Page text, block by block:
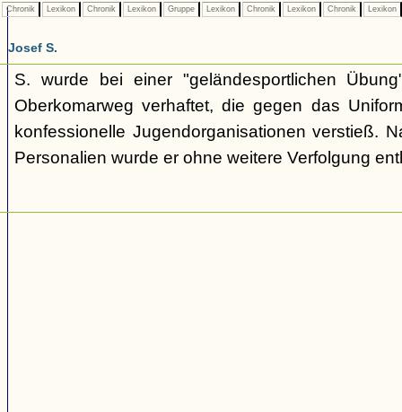
Chronik Lexikon Chronik Lexikon Gruppe Lexikon Chronik Lexikon Chronik Lexikon
Josef S.
S. wurde bei einer "geländesportlichen
Oberkomarweg verhaftet, die gegen das
konfessionelle Jugendorganisationen verstieß.
Personalien wurde er ohne weitere Verfolgung